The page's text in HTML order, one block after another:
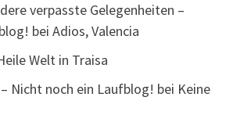
verpasste Gelegenheiten –
bei Adios, Valencia
Welt in Traisa
Nicht noch ein Laufblog! bei Keine